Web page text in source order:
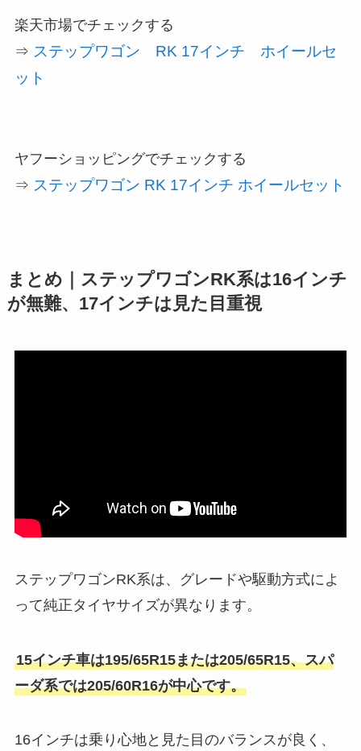
楽天市場でチェックする
⇒ ステップワゴン RK 17インチ ホイールセ
ット
ヤフーショッピングでチェックする
⇒ ステップワゴン RK 17インチ ホイールセット
まとめ｜ステップワゴンRK系は16インチ
が無難、17インチは見た目重視
ステップワゴンRK系は、グレードや駆動方式によ
って純正タイヤサイズが異なります。
15インチ車は195/65R15または205/65R15、スパ
ーダ系では205/60R16が中心です。
16インチは乗り心地と見た目のバランスが良く、